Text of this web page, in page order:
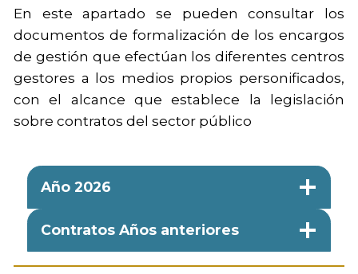
En este apartado se pueden consultar los
documentos de formalización de los encargos
de gestión que efectúan los diferentes centros
gestores a los medios propios personificados,
con el alcance que establece la legislación
sobre contratos del sector público
Año 2026
Contratos Años anteriores